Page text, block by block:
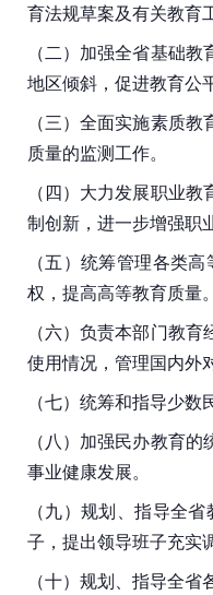
育法规草案及有关教育
（二）加强全省基础
地区倾斜，促进教育公
（三）全面实施素质教
质量的监测工作。
（四）大力发展职业教
制创新，进一步增强职
（五）统筹管理各类
权，提高高等教育质量
（六）负责本部门教
使用情况，管理国内外
（七）统筹和指导少
（八）加强民办教育
事业健康发展。
（九）规划、指导全
子，提出领导班子充实
（十）规划、指导全